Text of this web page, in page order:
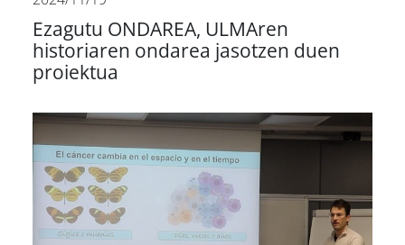
Ezagutu ONDAREA, ULMAren
historiaren ondarea jasotzen duen
proiektua